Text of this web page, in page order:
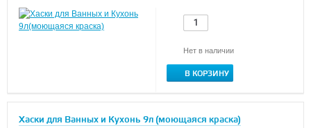
Нет в наличии
В КОРЗИНУ
Хаски для Ванных и Кухонь 9л (моющаяся краска)